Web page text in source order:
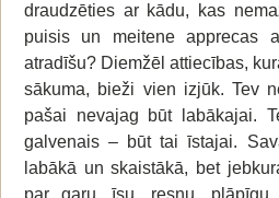
draudzēties ar kādu, kas
puisis un meitene apprecas
atradīšu? Diemžēl attiecības,
sākuma, bieži vien izjūk. Tev
pašai nevajag būt labākajai.
galvenais – būt tai īstajai.
labākā un skaistākā, bet
par garu, īsu, resnu,